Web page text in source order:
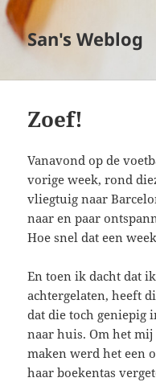
San's Weblog
Zoef!
Vanavond op de
vorige week, rond
vliegtuig naar
naar en paar
Hoe snel dat een
En toen ik dacht dat
achtergelaten, heeft
dat die toch geniepig
naar huis. Om het
maken werd het een
haar boekentas